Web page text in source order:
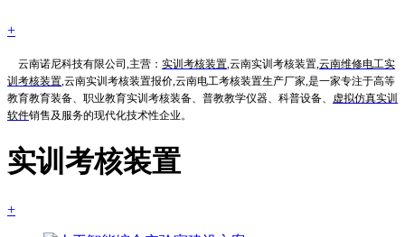
+
云南诺尼科技有限公司,主营： 实训考核装置,云南实训考核装置,云南维修电工实
训考核装置,云南实训考核装置报价,云南电工考核装置生产厂家,是一家专注于高等
教育教育装备、职业教育实训考核装备、普教教学仪器、科普设备、 虚拟仿真实训
软件销售及服务的现代化技术性企业。
实训考核装置
+